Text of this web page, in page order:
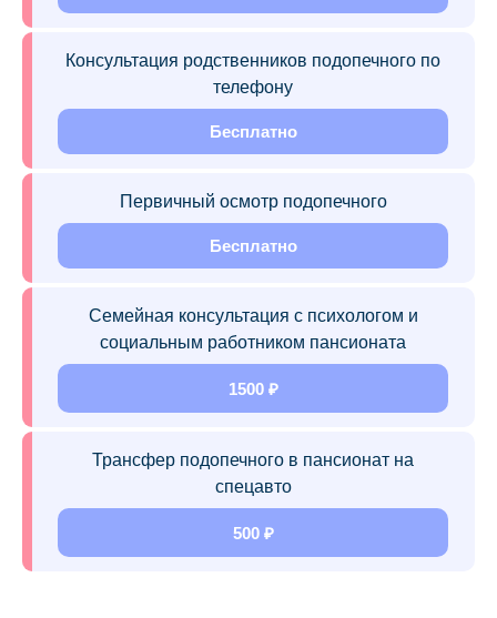
Консультация родственников подопечного по
телефону
Бесплатно
Первичный осмотр подопечного
Бесплатно
Семейная консультация с психологом и
социальным работником пансионата
1500 ₽
Трансфер подопечного в пансионат на
спецавто
500 ₽